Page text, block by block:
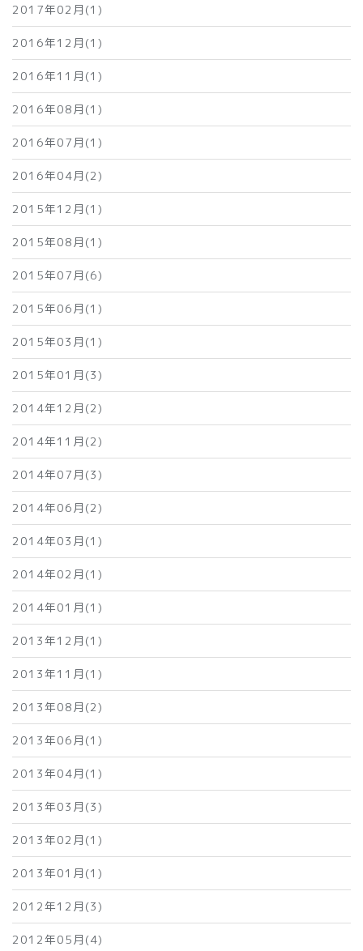
2017年02月(1)
2016年12月(1)
2016年11月(1)
2016年08月(1)
2016年07月(1)
2016年04月(2)
2015年12月(1)
2015年08月(1)
2015年07月(6)
2015年06月(1)
2015年03月(1)
2015年01月(3)
2014年12月(2)
2014年11月(2)
2014年07月(3)
2014年06月(2)
2014年03月(1)
2014年02月(1)
2014年01月(1)
2013年12月(1)
2013年11月(1)
2013年08月(2)
2013年06月(1)
2013年04月(1)
2013年03月(3)
2013年02月(1)
2013年01月(1)
2012年12月(3)
2012年05月(4)